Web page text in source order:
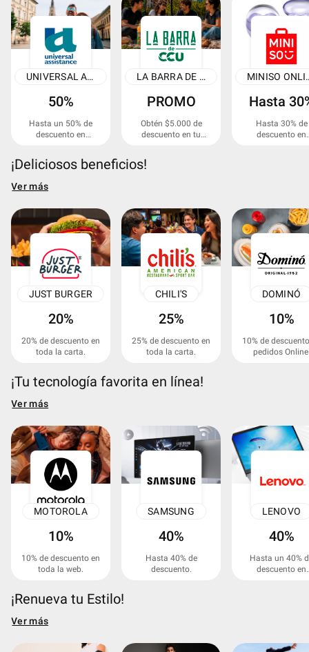
UNIVERSAL ASSISTANCE
50%
Hasta un 50% de
descuento en
LA BARRA DE CCU
PROMO
Obtén $5.000 de
descuento en tu
online o en la App.
Hasta
Hasta 30% de
descuento en
¡Deliciosos beneficios!
Ver más
JUST BURGER
20%
20% de descuento en
toda la carta.
CHILI'S
25%
25% de descuento en
toda la carta.
DOMINÓ
10%
10% de
pedidos
¡Tu tecnología favorita en línea!
Ver más
MOTOROLA
10%
10% de descuento en
toda la web.
SAMSUNG
40%
Hasta 40% de
descuento.
LENOVO
40%
Hasta un 40%
descuento en
¡Renueva tu Estilo!
Ver más